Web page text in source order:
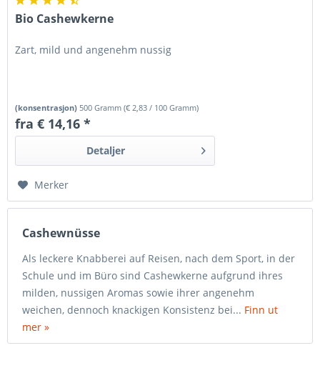
Bio Cashewkerne
Zart, mild und angenehm nussig
(konsentrasjon)500 Gramm(€ 2,83 / 100 Gramm)
fra € 14,16 *
Detaljer
Merker
Cashewnüsse
Als leckere Knabberei auf Reisen, nach dem Sport, in der
Schule und im Büro sind Cashewkerne aufgrund ihres
milden, nussigen Aromas sowie ihrer angenehm
weichen, dennoch knackigen Konsistenz bei... Finn ut
mer »